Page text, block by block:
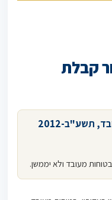
קבלת
תשע"ב-2012